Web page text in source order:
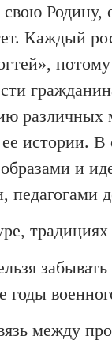
Каждый
истории.
и
между